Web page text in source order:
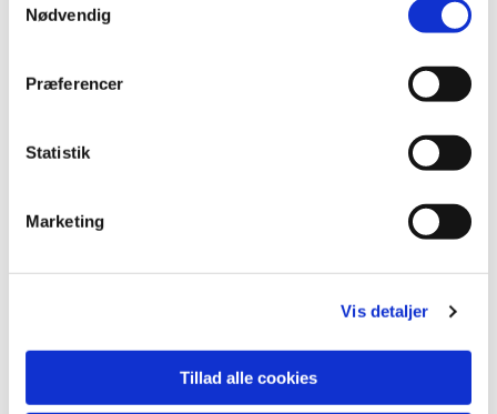
Nødvendig
Præferencer
Statistik
Marketing
Vis detaljer
Tillad alle cookies
Du vil måske også kunne lide...